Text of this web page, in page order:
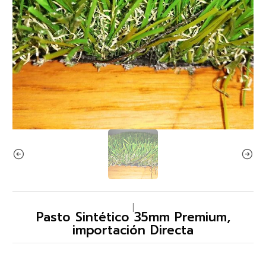
Pasto Sintético 35mm Premium,
importación Directa